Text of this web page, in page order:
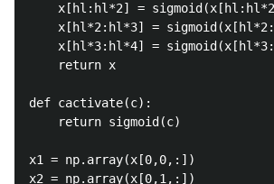
x[hl:hl*2] =
x[hl*2:hl*3] =
x[hl*3:hl*4] =
    return x
def cactivate(c):
    return sigmoid(c)
x1 = np.array(x[0,0,:])
x2 = np.array(x[0,1,:])